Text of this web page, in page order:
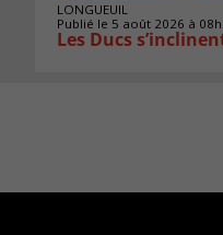
LONGUEUIL
Publié le 5 août 2026 à
Les Ducs